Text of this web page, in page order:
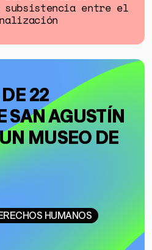
subsistencia entre el
22
SAN AGUSTÍN
MUSEO DE
HUMANOS